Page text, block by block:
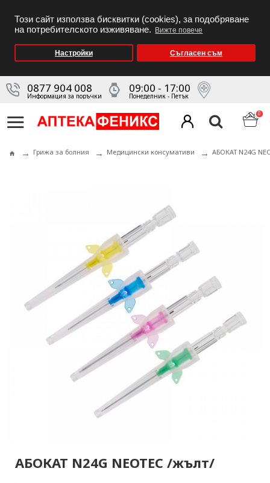
Този сайт използва бисквитки (cookies), за подобряване
на потребителското изживяване.
Вижте повече
Настройки Съгласен съм
0877 904 008
Информация за поръчки
09:00 - 17:00
Понеделник - Петък
0
Грижа за болния Медицински консумативи АБОКАТ N24G
АБОКАТ N24G NEOTEC /жълт/